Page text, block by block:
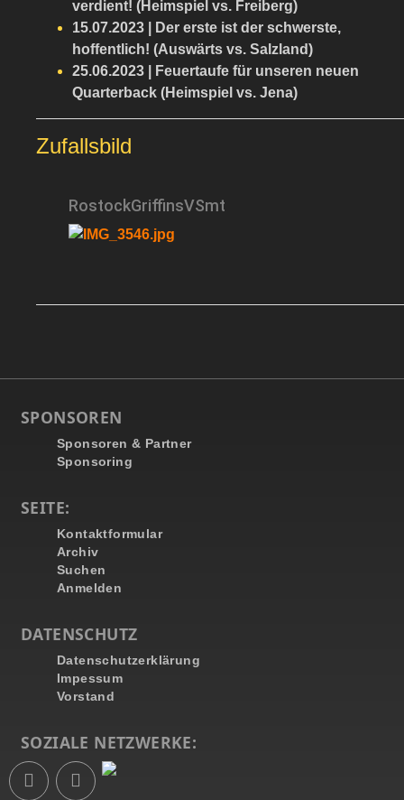
verdient! (Heimspiel vs. Freiberg)
15.07.2023 | Der erste ist der schwerste,
hoffentlich! (Auswärts vs. Salzland)
25.06.2023 | Feuertaufe für unseren neuen
Quarterback (Heimspiel vs. Jena)
Zufallsbild
RostockGriffinsVSmt
SPONSOREN
Sponsoren & Partner
Sponsoring
SEITE:
Kontaktformular
Archiv
Suchen
Anmelden
DATENSCHUTZ
Datenschutzerklärung
Impessum
Vorstand
SOZIALE NETZWERKE: